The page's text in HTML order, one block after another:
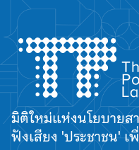
มิติใหม่แห่งนโยบายส
ฟังเสียง 'ประชาชน' เ